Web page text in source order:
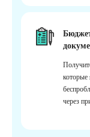
через